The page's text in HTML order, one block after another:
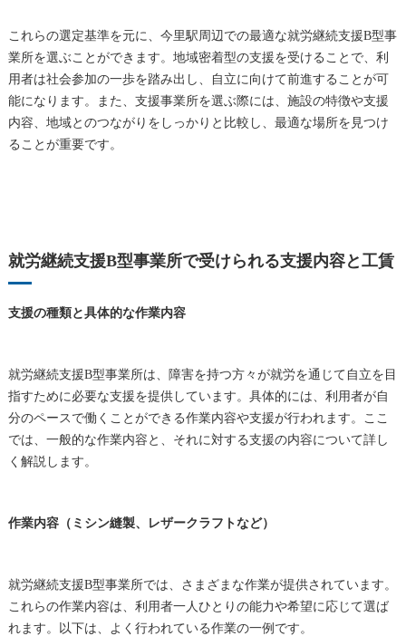
これらの選定基準を元に、今里駅周辺での最適な就労継続支援B型事
業所を選ぶことができます。地域密着型の支援を受けることで、利
用者は社会参加の一歩を踏み出し、自立に向けて前進することが可
能になります。また、支援事業所を選ぶ際には、施設の特徴や支援
内容、地域とのつながりをしっかりと比較し、最適な場所を見つけ
ることが重要です。
就労継続支援B型事業所で受けられる支援内容と工賃
支援の種類と具体的な作業内容
就労継続支援B型事業所は、障害を持つ方々が就労を通じて自立を目
指すために必要な支援を提供しています。具体的には、利用者が自
分のペースで働くことができる作業内容や支援が行われます。ここ
では、一般的な作業内容と、それに対する支援の内容について詳し
く解説します。
作業内容（ミシン縫製、レザークラフトなど）
就労継続支援B型事業所では、さまざまな作業が提供されています。
これらの作業内容は、利用者一人ひとりの能力や希望に応じて選ば
れます。以下は、よく行われている作業の一例です。